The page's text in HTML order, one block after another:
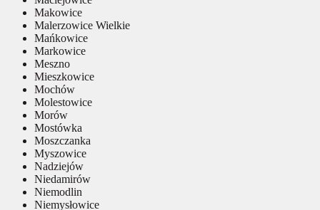
Makowice
Malerzowice Wielkie
Mańkowice
Markowice
Meszno
Mieszkowice
Mochów
Molestowice
Morów
Mostówka
Moszczanka
Myszowice
Nadziejów
Niedamirów
Niemodlin
Niemysłowice